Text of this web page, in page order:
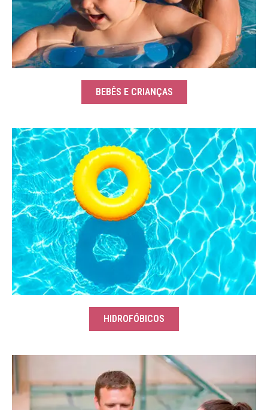
BEBÊS E CRIANÇAS
HIDROFÓBICOS